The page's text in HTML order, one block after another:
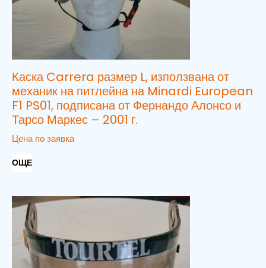
Каска Carrera размер L, използвана от
механик на питлейна на Minardi European
F1 PS01, подписана от Фернандо Алонсо и
Тарсо Маркес – 2001 г.
Цена по заявка
ОЩЕ